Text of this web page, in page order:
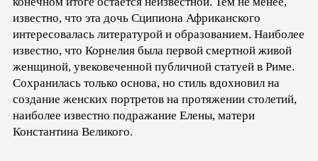
известно, что эта дочь Сципиона Африканского
интересовалась литературой и образованием. Наиболее
известно, что Корнелия была первой смертной живой
женщиной, увековеченной публичной статуей в Риме.
Сохранилась только основа, но стиль вдохновил на
создание женских портретов на протяжении столетий,
наиболее известно подражание Елены, матери
Константина Великого.